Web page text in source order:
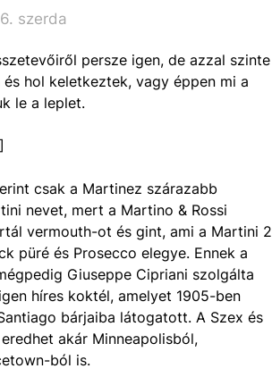
szerda
persze igen, de azzal szinte
hol keletkeztek, vagy éppen mi a
le a leplet.
csak a Martinez szárazabb
nevet, mert a Martino & Rossi
vermouth-ot és gint, ami a Martini 2
püré és Prosecco elegye. Ennek a
Giuseppe Cipriani szolgálta
híres koktél, amelyet 1905-ben
bárjaiba látogatott. A Szex és
akár Minneapolisból,
ból is.